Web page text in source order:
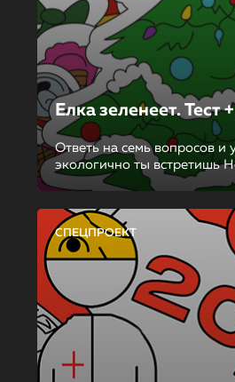
Елка зеленеет. Тест
Ответь на семь вопросов и
экологично ты встретишь
СПЕЦПРОЕКТ